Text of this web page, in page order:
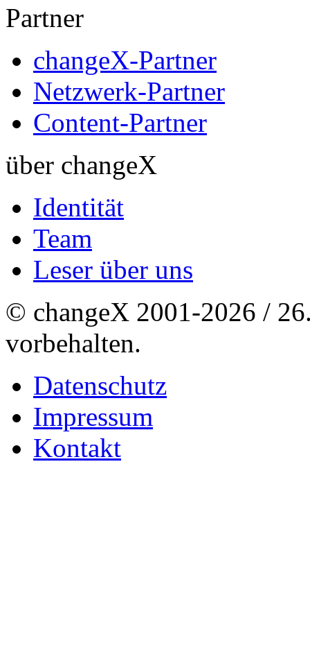
Partner
changeX-Partner
Netzwerk-Partner
Content-Partner
über changeX
Identität
Team
Leser über uns
© changeX 2001-2026 /
vorbehalten.
Datenschutz
Impressum
Kontakt